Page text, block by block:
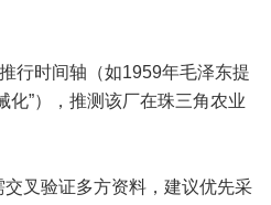
行时间轴（如1959年毛泽东提
化”），推测该厂在珠三角农业
叉验证多方资料，建议优先采